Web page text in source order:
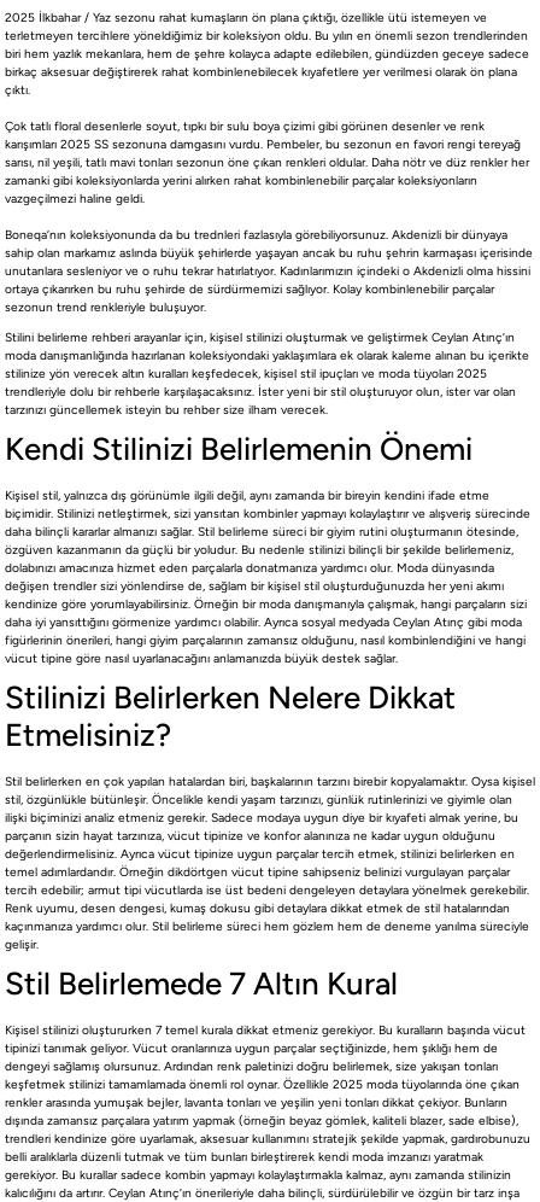
2025 İlkbahar / Yaz sezonu rahat kumaşların ön plana çıktığı, özellikle ütü istemeyen ve
terletmeyen tercihlere yöneldiğimiz bir koleksiyon oldu. Bu yılın en önemli sezon trendlerinden
biri hem yazlık mekanlara, hem de şehre kolayca adapte edilebilen, gündüzden geceye sadece
birkaç aksesuar değiştirerek rahat kombinlenebilecek kıyafetlere yer verilmesi olarak ön plana
çıktı.
Çok tatlı floral desenlerle soyut, tıpkı bir sulu boya çizimi gibi görünen desenler ve renk
karışımları 2025 SS sezonuna damgasını vurdu. Pembeler, bu sezonun en favori rengi tereyağ
sarısı, nil yeşili, tatlı mavi tonları sezonun öne çıkan renkleri oldular. Daha nötr ve düz renkler her
zamanki gibi koleksiyonlarda yerini alırken rahat kombinlenebilir parçalar koleksiyonların
vazgeçilmezi haline geldi.
Boneqa’nın koleksiyonunda da bu trednleri fazlasıyla görebiliyorsunuz. Akdenizli bir dünyaya
sahip olan markamız aslında büyük şehirlerde yaşayan ancak bu ruhu şehrin karmaşası içerisinde
unutanlara sesleniyor ve o ruhu tekrar hatırlatıyor. Kadınlarımızın içindeki o Akdenizli olma hissini
ortaya çıkarırken bu ruhu şehirde de sürdürmemizi sağlıyor. Kolay kombinlenebilir parçalar
sezonun trend renkleriyle buluşuyor.
Stilini belirleme rehberi arayanlar için, kişisel stilinizi oluşturmak ve geliştirmek Ceylan Atınç’ın
moda danışmanlığında hazırlanan koleksiyondaki yaklaşımlara ek olarak kaleme alınan bu içerikte
stilinize yön verecek altın kuralları keşfedecek, kişisel stil ipuçları ve moda tüyoları 2025
trendleriyle dolu bir rehberle karşılaşacaksınız. İster yeni bir stil oluşturuyor olun, ister var olan
tarzınızı güncellemek isteyin bu rehber size ilham verecek.
Kendi Stilinizi Belirlemenin Önemi
Kişisel stil, yalnızca dış görünümle ilgili değil, aynı zamanda bir bireyin kendini ifade etme
biçimidir. Stilinizi netleştirmek, sizi yansıtan kombinler yapmayı kolaylaştırır ve alışveriş sürecinde
daha bilinçli kararlar almanızı sağlar. Stil belirleme süreci bir giyim rutini oluşturmanın ötesinde,
özgüven kazanmanın da güçlü bir yoludur. Bu nedenle stilinizi bilinçli bir şekilde belirlemeniz,
dolabınızı amacınıza hizmet eden parçalarla donatmanıza yardımcı olur. Moda dünyasında
değişen trendler sizi yönlendirse de, sağlam bir kişisel stil oluşturduğunuzda her yeni akımı
kendinize göre yorumlayabilirsiniz. Örneğin bir moda danışmanıyla çalışmak, hangi parçaların sizi
daha iyi yansıttığını görmenize yardımcı olabilir. Ayrıca sosyal medyada Ceylan Atınç gibi moda
figürlerinin önerileri, hangi giyim parçalarının zamansız olduğunu, nasıl kombinlendiğini ve hangi
vücut tipine göre nasıl uyarlanacağını anlamanızda büyük destek sağlar.
Stilinizi Belirlerken Nelere Dikkat
Etmelisiniz?
Stil belirlerken en çok yapılan hatalardan biri, başkalarının tarzını birebir kopyalamaktır. Oysa kişisel
stil, özgünlükle bütünleşir. Öncelikle kendi yaşam tarzınızı, günlük rutinlerinizi ve giyimle olan
ilişki biçiminizi analiz etmeniz gerekir. Sadece modaya uygun diye bir kıyafeti almak yerine, bu
parçanın sizin hayat tarzınıza, vücut tipinize ve konfor alanınıza ne kadar uygun olduğunu
değerlendirmelisiniz. Ayrıca vücut tipinize uygun parçalar tercih etmek, stilinizi belirlerken en
temel adımlardandır. Örneğin dikdörtgen vücut tipine sahipseniz belinizi vurgulayan parçalar
tercih edebilir; armut tipi vücutlarda ise üst bedeni dengeleyen detaylara yönelmek gerekebilir.
Renk uyumu, desen dengesi, kumaş dokusu gibi detaylara dikkat etmek de stil hatalarından
kaçınmanıza yardımcı olur. Stil belirleme süreci hem gözlem hem de deneme yanılma süreciyle
gelişir.
Stil Belirlemede 7 Altın Kural
Kişisel stilinizi oluştururken 7 temel kurala dikkat etmeniz gerekiyor. Bu kuralların başında vücut
tipinizi tanımak geliyor. Vücut oranlarınıza uygun parçalar seçtiğinizde, hem şıklığı hem de
dengeyi sağlamış olursunuz. Ardından renk paletinizi doğru belirlemek, size yakışan tonları
keşfetmek stilinizi tamamlamada önemli rol oynar. Özellikle 2025 moda tüyolarında öne çıkan
renkler arasında yumuşak bejler, lavanta tonları ve yeşilin yeni tonları dikkat çekiyor. Bunların
dışında zamansız parçalara yatırım yapmak (örneğin beyaz gömlek, kaliteli blazer, sade elbise),
trendleri kendinize göre uyarlamak, aksesuar kullanımını stratejik şekilde yapmak, gardırobunuzu
belli aralıklarla düzenli tutmak ve tüm bunları birleştirerek kendi moda imzanızı yaratmak
gerekiyor. Bu kurallar sadece kombin yapmayı kolaylaştırmakla kalmaz, aynı zamanda stilinizin
kalıcılığını da artırır. Ceylan Atınç’ın önerileriyle daha bilinçli, sürdürülebilir ve özgün bir tarz inşa
içerikte stilinize yön verecek altın kuralları
keşfedeceksiniz.
#Social Boneqa
Barcelona'nın coşkulu ritminden İstanbul'un mistik dokusuna uzanan bir moda
yolculuğu. Cesaret ve zarafetin dualitesinden doğan stil manifestosu. Stil sahibi
kadınlar için şehir modasının özgün ruhunu, sofistike detaylar ve çarpıcı
kontrastlarla birleştiren yeni bir anlayış. Cesaret ve özgürlüğün uyum ve denge
ile buluştuğu Boneqa dünyasına hoş geldiniz.
Koleksiyon
Online Mağaza
Boneqa
Yasal
©2026 boneqa.com | Tüm Hakları Saklıdır.